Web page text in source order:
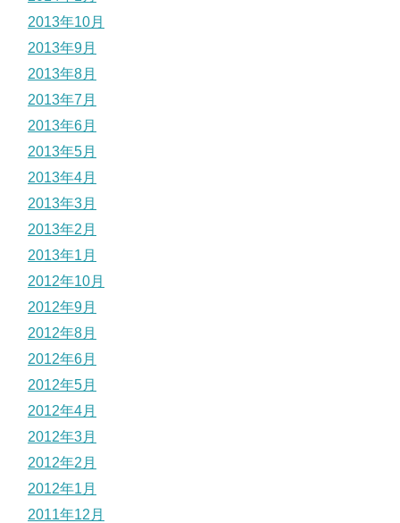
2013年10月
2013年9月
2013年8月
2013年7月
2013年6月
2013年5月
2013年4月
2013年3月
2013年2月
2013年1月
2012年10月
2012年9月
2012年8月
2012年6月
2012年5月
2012年4月
2012年3月
2012年2月
2012年1月
2011年12月